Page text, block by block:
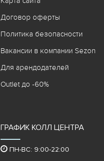
Договор оферты
Политика безопасности
Вакансии в компании Sezon
Для арендодателей
Outlet до -60%
ГРАФИК КОЛЛ ЦЕНТРА
ПН-ВС: 9:00-22:00